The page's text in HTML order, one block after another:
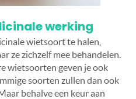
werking
wietsoort te halen,
ze zichzelf mee behandelen.
wietsoorten geven je ook
soorten zullen dan ook
behalve een keur aan